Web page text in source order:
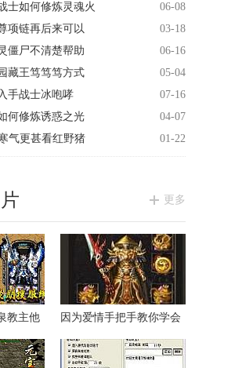
06-08
士如何修炼灵魂火
03-18
项链再后来可以
06-16
僵尸不清楚帮助
05-04
藏王笃笃笃方式
07-16
手战士冰咆哮
04-07
何修炼诱惑之光
01-22
气更甚看红野猪
更多
教主他
因为爱情手把手教你学会
法师阴阳盾